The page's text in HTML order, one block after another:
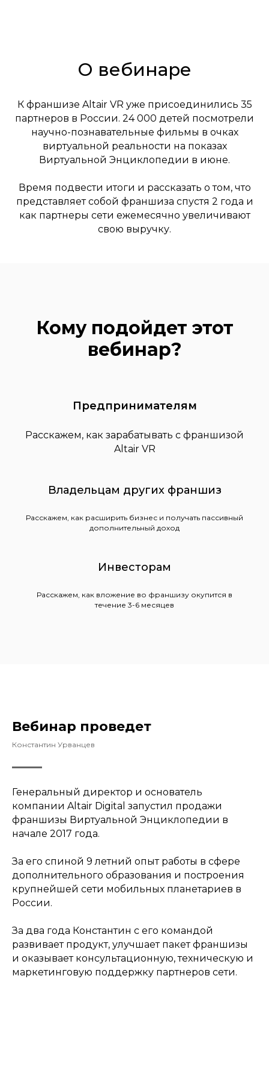
О вебинаре
К франшизе Altair VR уже присоединились 35
партнеров в России. 24 000 детей посмотрели
научно-познавательные фильмы в очках
виртуальной реальности на показах
Виртуальной Энциклопедии в июне.
Время подвести итоги и рассказать о том, что
представляет собой франшиза спустя 2 года и
как партнеры сети ежемесячно увеличивают
свою выручку.
Кому подойдет этот
вебинар?
Предпринимателям
Расскажем, как зарабатывать с франшизой
Altair VR
Владельцам других франшиз
Расскажем, как расширить бизнес и получать пассивный
дополнительный доход
Инвесторам
Расскажем, как вложение во франшизу окупится в
течение 3-6 месяцев
Вебинар проведет
Константин Урванцев
Генеральный директор и основатель
компании Altair Digital запустил продажи
франшизы Виртуальной Энциклопедии в
начале 2017 года.
За его спиной 9 летний опыт работы в сфере
дополнительного образования и построения
крупнейшей сети мобильных планетариев в
России.
За два года Константин с его командой
развивает продукт, улучшает пакет франшизы
и оказывает консультационную, техническую и
маркетинговую поддержку партнеров сети.